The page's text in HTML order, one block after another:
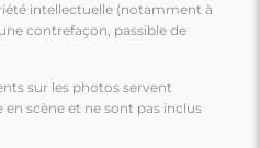
intellectuelle (notamment à
contrefaçon, passible de
sur les photos servent
scène et ne sont pas inclus